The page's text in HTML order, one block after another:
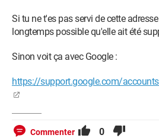
Si tu ne t'es pas servi de cette
longtemps possible qu'elle ait été
Sinon voit ça avec Google :
https://support.google.com/
Commenter 0